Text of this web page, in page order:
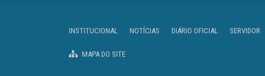
INSTITUCIONAL NOTÍCIAS DIÁRIO OFICIAL SERVIDOR
MAPA DO SITE